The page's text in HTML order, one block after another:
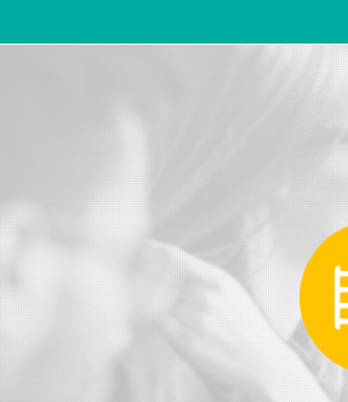
Main Navigation